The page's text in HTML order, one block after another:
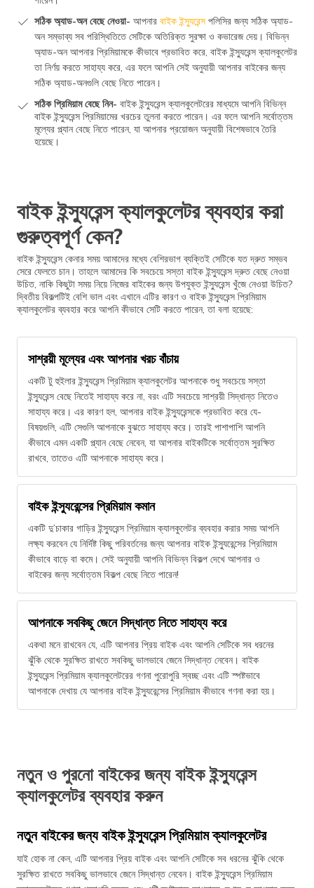
সঠিক অ্যাড-অন বেছে নেওয়া- আপনার বাইক ইন্স্যুরেন্স পলিসির জন্য সঠিক অ্যাড-
অন সম্ভাব্য সব পরিস্থিতিতে সেটিকে অতিরিক্ত সুরক্ষা ও কভারেজ দেয়। বিভিন্ন
অ্যাড-অন আপনার প্রিমিয়ামকে কীভাবে প্রভাবিত করে, বাইক ইন্স্যুরেন্স ক্যালকুলেটর
তা নির্ণয় করতে সাহায্য করে, এর ফলে আপনি সেই অনুযায়ী আপনার বাইকের জন্য
সঠিক অ্যাড-অনগুলি বেছে নিতে পারেন।
সঠিক প্রিমিয়াম বেছে নিন- বাইক ইন্স্যুরেন্স ক্যালকুলেটরের মাধ্যমে আপনি বিভিন্ন
বাইক ইন্স্যুরেন্স প্রিমিয়ামের খরচের তুলনা করতে পারেন। এর ফলে আপনি সর্বোত্তম
মূল্যের প্ল্যান বেছে নিতে পারেন, যা আপনার প্রয়োজন অনুযায়ী বিশেষভাবে তৈরি
হয়েছে।
বাইক ইন্স্যুরেন্স ক্যালকুলেটর ব্যবহার করা
গুরুত্বপূর্ণ কেন?
বাইক ইন্স্যুরেন্স কেনার সময় আমাদের মধ্যে বেশিরভাগ ব্যক্তিই সেটিকে যত দ্রুত সম্ভব
সেরে ফেলতে চান। তাহলে আমাদের কি সবচেয়ে সস্তা বাইক ইন্স্যুরেন্স দ্রুত বেছে নেওয়া
উচিত, নাকি কিছুটা সময় নিয়ে নিজের বাইকের জন্য উপযুক্ত ইন্স্যুরেন্স খুঁজে নেওয়া উচিত?
দ্বিতীয় বিকল্পটিই বেশি ভাল এবং এখানে এটির কারণ ও বাইক ইন্স্যুরেন্স প্রিমিয়াম
ক্যালকুলেটর ব্যবহার করে আপনি কীভাবে সেটি করতে পারেন, তা বলা হয়েছে:
সাশ্রয়ী মূল্যের এবং আপনার খরচ বাঁচায়
একটি টু হুইলার ইন্স্যুরেন্স প্রিমিয়াম ক্যালকুলেটর আপনাকে শুধু সবচেয়ে সস্তা
ইন্স্যুরেন্স বেছে নিতেই সাহায্য করে না, বরং এটি সবচেয়ে সাশ্রয়ী সিদ্ধান্ত নিতেও
সাহায্য করে। এর কারণ হল, আপনার বাইক ইন্স্যুরেন্সকে প্রভাবিত করে যে-
বিষয়গুলি, এটি সেগুলি আপনাকে বুঝতে সাহায্য করে। তারই পাশাপাশি আপনি
কীভাবে এমন একটি প্ল্যান বেছে নেবেন, যা আপনার বাইকটিকে সর্বোত্তম সুরক্ষিত
রাখবে, তাতেও এটি আপনাকে সাহায্য করে।
বাইক ইন্স্যুরেন্সের প্রিমিয়াম কমান
একটি দু’চাকার গাড়ির ইন্স্যুরেন্স প্রিমিয়াম ক্যালকুলেটর ব্যবহার করার সময় আপনি
লক্ষ্য করবেন যে নির্দিষ্ট কিছু পরিবর্তনের জন্য আপনার বাইক ইন্স্যুরেন্সের প্রিমিয়াম
কীভাবে বাড়ে বা কমে। সেই অনুযায়ী আপনি বিভিন্ন বিকল্প দেখে আপনার ও
বাইকের জন্য সর্বোত্তম বিকল্প বেছে নিতে পারেন!
আপনাকে সবকিছু জেনে সিদ্ধান্ত নিতে সাহায্য করে
একথা মনে রাখবেন যে, এটি আপনার প্রিয় বাইক এবং আপনি সেটিকে সব ধরনের
ঝুঁকি থেকে সুরক্ষিত রাখতে সবকিছু ভালভাবে জেনে সিদ্ধান্ত নেবেন। বাইক
ইন্স্যুরেন্স প্রিমিয়াম ক্যালকুলেটরের গণনা পুরোপুরি স্বচ্ছ এবং এটি স্পষ্টভাবে
আপনাকে দেখায় যে আপনার বাইক ইন্স্যুরেন্সের প্রিমিয়াম কীভাবে গণনা করা হয়।
নতুন ও পুরনো বাইকের জন্য বাইক ইন্স্যুরেন্স
ক্যালকুলেটর ব্যবহার করুন
নতুন বাইকের জন্য বাইক ইন্স্যুরেন্স প্রিমিয়াম ক্যালকুলেটর
যাই হোক না কেন, এটি আপনার প্রিয় বাইক এবং আপনি সেটিকে সব ধরনের ঝুঁকি থেকে
সুরক্ষিত রাখতে সবকিছু ভালভাবে জেনে সিদ্ধান্ত নেবেন। বাইক ইন্স্যুরেন্স প্রিমিয়াম